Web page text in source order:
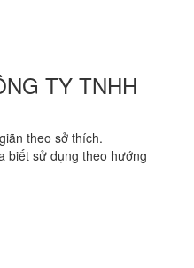
TY TNHH
theo sở thích.
biết sử dụng theo hướng